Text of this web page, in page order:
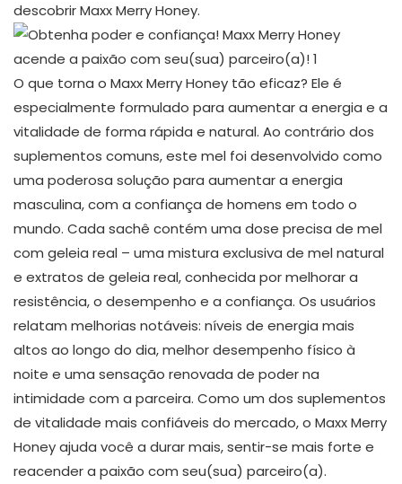
descobrir Maxx Merry Honey.
O que torna o Maxx Merry Honey tão eficaz? Ele é
especialmente formulado para aumentar a energia e a
vitalidade de forma rápida e natural. Ao contrário dos
suplementos comuns, este mel foi desenvolvido como
uma poderosa solução para aumentar a energia
masculina, com a confiança de homens em todo o
mundo. Cada sachê contém uma dose precisa de mel
com geleia real – uma mistura exclusiva de mel natural
e extratos de geleia real, conhecida por melhorar a
resistência, o desempenho e a confiança. Os usuários
relatam melhorias notáveis: níveis de energia mais
altos ao longo do dia, melhor desempenho físico à
noite e uma sensação renovada de poder na
intimidade com a parceira. Como um dos suplementos
de vitalidade mais confiáveis ​​do mercado, o Maxx Merry
Honey ajuda você a durar mais, sentir-se mais forte e
reacender a paixão com seu(sua) parceiro(a).